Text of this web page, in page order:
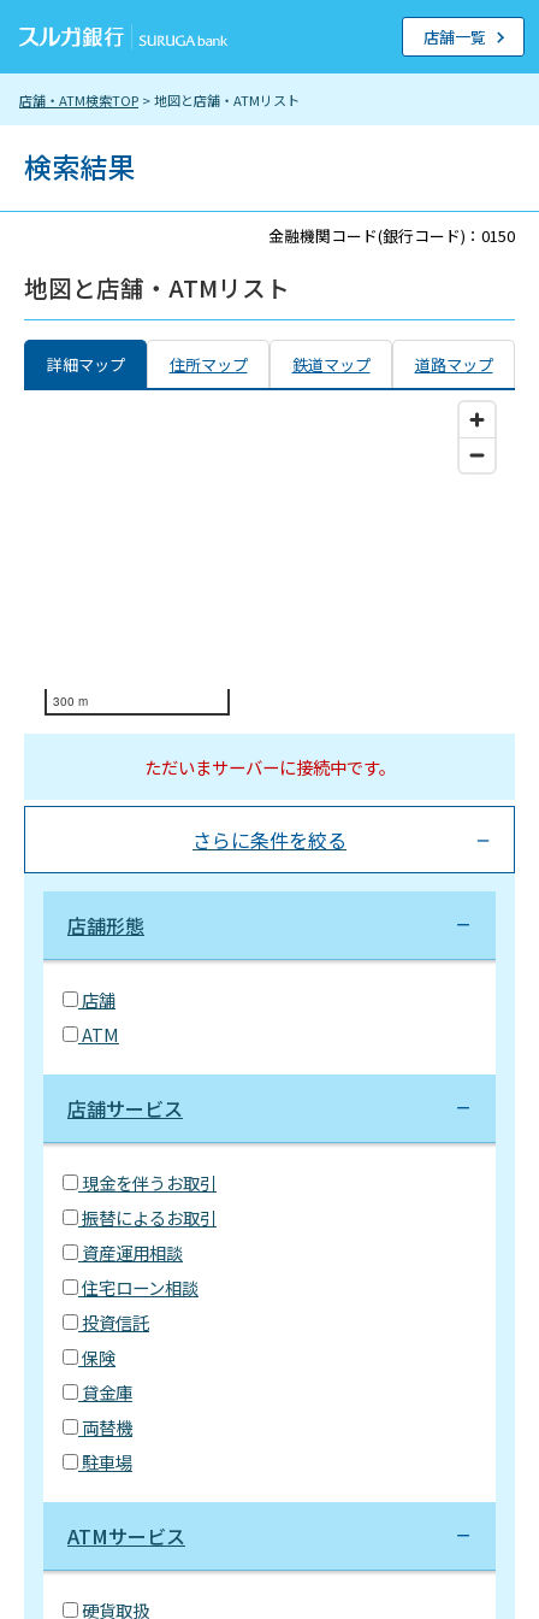
店舗・ATM検索TOP > 地図と店舗・ATMリスト
店舗一覧
検索結果
金融機関コード(銀行コード)：0150
地図と店舗・ATMリスト
詳細マップ 住所マップ 鉄道マップ 道路マップ
300 m
ただいまサーバーに接続中です。
さらに条件を絞る
店舗形態
店舗
ATM
店舗サービス
現金を伴うお取引
振替によるお取引
資産運用相談
住宅ローン相談
投資信託
保険
貸金庫
両替機
駐車場
ATMサービス
硬貨取扱